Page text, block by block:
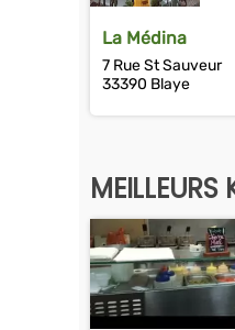
La Médina
7 Rue St Sauveur
33390 Blaye